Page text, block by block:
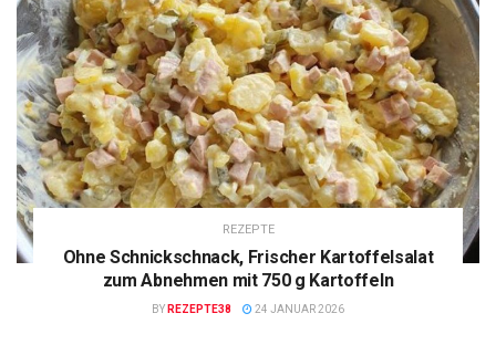
REZEPTE
Ohne Schnickschnack, Frischer Kartoffelsalat
zum Abnehmen mit 750 g Kartoffeln
BY REZEPTE38 24 JANUAR 2026